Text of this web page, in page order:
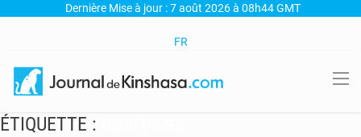
Dernière Mise à jour : 7 août 2026 à 08h44 GMT
FR
ÉTIQUETTE :